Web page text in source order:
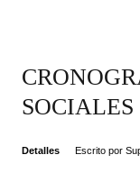
SOCIALES
Detalles Escrito por